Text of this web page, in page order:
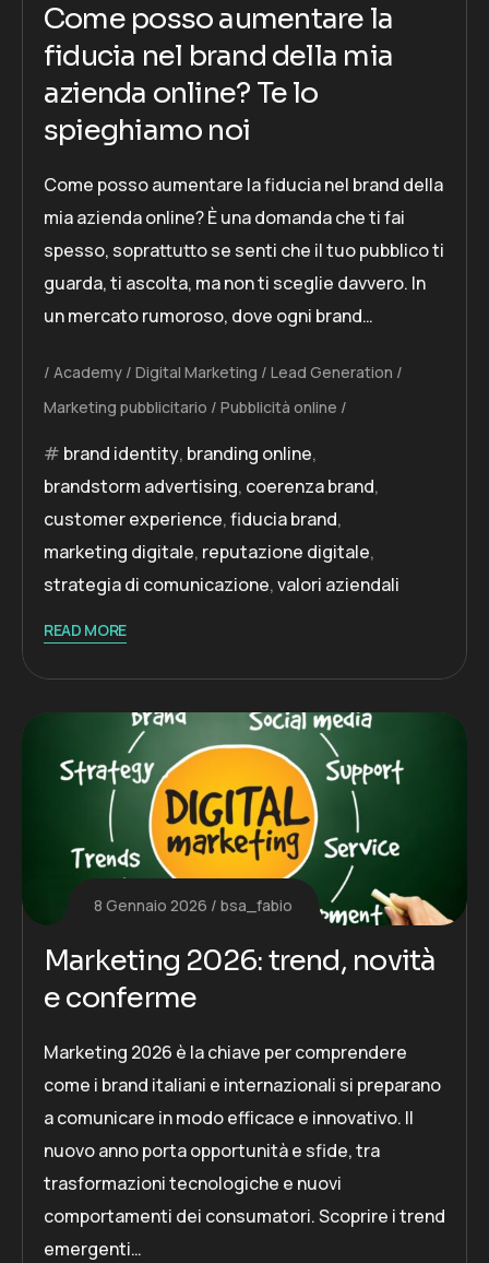
Come posso aumentare la
fiducia nel brand della mia
azienda online? Te lo
spieghiamo noi
Come posso aumentare la fiducia nel brand della
mia azienda online? È una domanda che ti fai
spesso, soprattutto se senti che il tuo pubblico ti
guarda, ti ascolta, ma non ti sceglie davvero. In
un mercato rumoroso, dove ogni brand…
Academy Digital Marketing
Lead Generation
Marketing pubblicitario
Pubblicità online
brand identity, branding online,
brandstorm advertising, coerenza brand,
customer experience,fiducia brand,
marketing digitale, reputazione digitale,
strategia di comunicazione,valori aziendali
READ MORE
8 Gennaio 2026 bsa_fabio
Marketing 2026: trend, novità
e conferme
Marketing 2026 è la chiave per comprendere
come i brand italiani e internazionali si preparano
a comunicare in modo efficace e innovativo. Il
nuovo anno porta opportunità e sfide, tra
trasformazioni tecnologiche e nuovi
comportamenti dei consumatori. Scoprire i trend
emergenti…